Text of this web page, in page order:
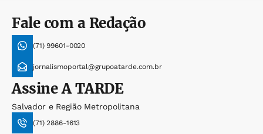
Fale com a Redação
(71) 99601-0020
jornalismoportal@grupoatarde.com.br
AssineA TARDE
Salvador e Região Metropolitana
(71) 2886-1613